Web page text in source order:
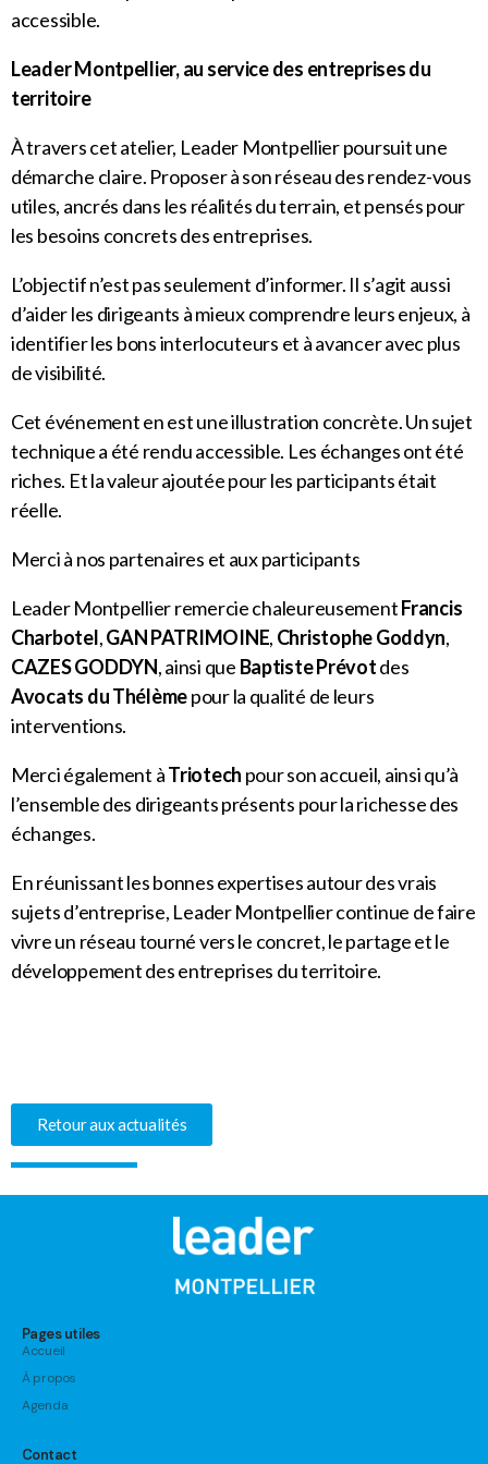
accessible.
Leader Montpellier, au service des entreprises du
territoire
À travers cet atelier, Leader Montpellier poursuit une
démarche claire. Proposer à son réseau des rendez-vous
utiles, ancrés dans les réalités du terrain, et pensés pour
les besoins concrets des entreprises.
L’objectif n’est pas seulement d’informer. Il s’agit aussi
d’aider les dirigeants à mieux comprendre leurs enjeux, à
identifier les bons interlocuteurs et à avancer avec plus
de visibilité.
Cet événement en est une illustration concrète. Un sujet
technique a été rendu accessible. Les échanges ont été
riches. Et la valeur ajoutée pour les participants était
réelle.
Merci à nos partenaires et aux participants
Leader Montpellier remercie chaleureusementFrancis
Charbotel,GAN PATRIMOINE, Christophe Goddyn,
CAZES GODDYN, ainsi que Baptiste Prévotdes
Avocats du Thélèmepour la qualité de leurs
interventions.
Merci également àTriotech pour son accueil, ainsi qu’à
l’ensemble des dirigeants présents pour la richesse des
échanges.
En réunissant les bonnes expertises autour des vrais
sujets d’entreprise, Leader Montpellier continue de faire
vivre un réseau tourné vers le concret, le partage et le
développement des entreprises du territoire.
Retour aux actualités
Pages utiles
Accueil
À propos
Agenda
Contact